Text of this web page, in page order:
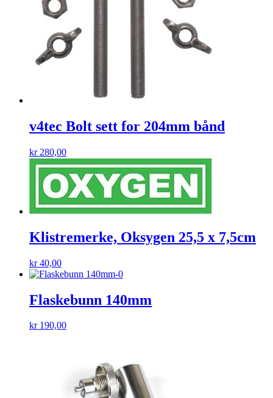
v4tec Bolt sett for 204mm bånd
kr280,00
Klistremerke, Oksygen 25,5 x 7,5cm
kr40,00
Flaskebunn 140mm
kr190,00